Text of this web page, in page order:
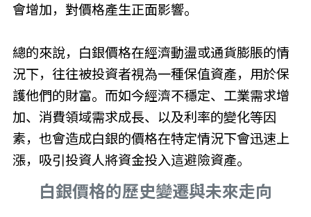
會增加，對價格產生正面影響。
總的來說，白銀價格在經濟動盪或通貨膨脹的情
況下，往往被投資者視為一種保值資產，用於保
護他們的財富。而如今經濟不穩定、工業需求增
加、消費領域需求成長、以及利率的變化等因
素，也會造成白銀的價格在特定情況下會迅速上
漲，吸引投資人將資金投入這避險資產。
白銀價格的歷史變遷與未來走向